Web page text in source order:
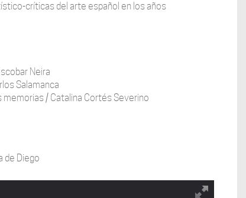
críticas del arte español en los años
Neira
Salamanca
/ Catalina Cortés Severino
de Diego